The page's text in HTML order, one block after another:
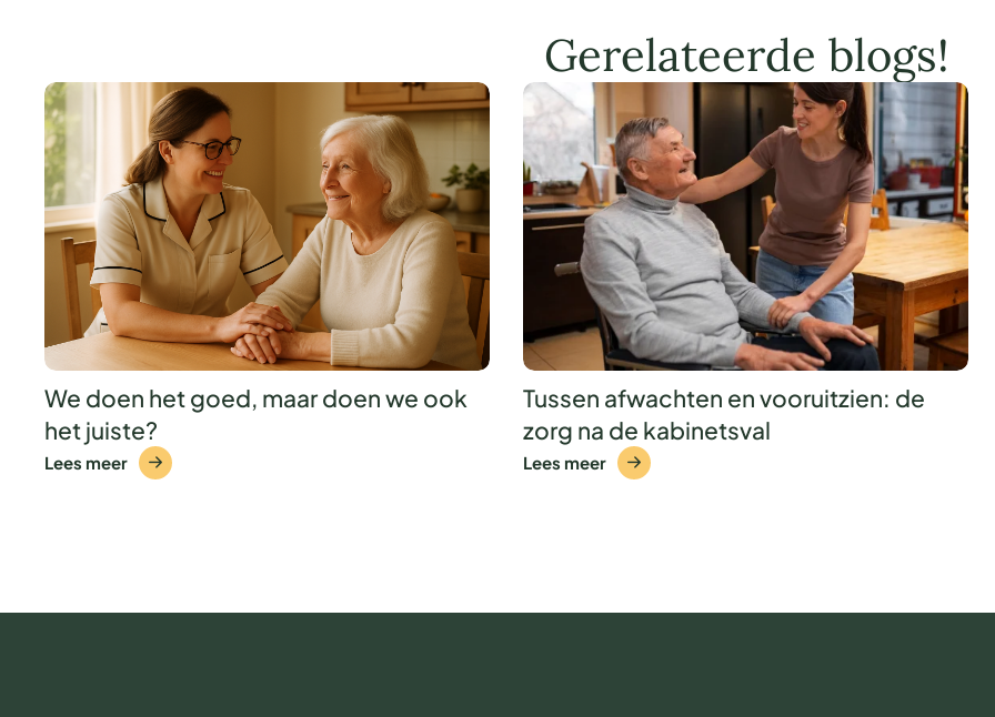
Gerelateerde blogs!
We doen het goed, maar doen we ook
het juiste?
Lees meer
Tussen afwachten en vooruitzien: de
zorg na de kabinetsval
Lees meer